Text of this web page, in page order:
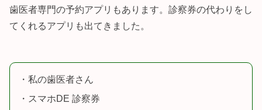
歯医者専門の予約アプリもあります。診察券の代わりをし
てくれるアプリも出てきました。
・私の歯医者さん
・スマホDE 診察券